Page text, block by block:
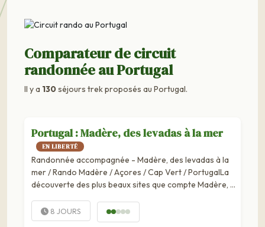
Comparateur de circuit
randonnée au Portugal
Il y a 130séjours trek proposés au Portugal.
Portugal : Madère, des levadas à la mer
EN LIBERTÉ
Randonnée accompagnée - Madère, des levadas à la
mer / Rando Madère / Açores / Cap Vert / PortugalLa
découverte des plus beaux sites que compte Madère, à
activités variées. Sur les plus...
8 JOURS